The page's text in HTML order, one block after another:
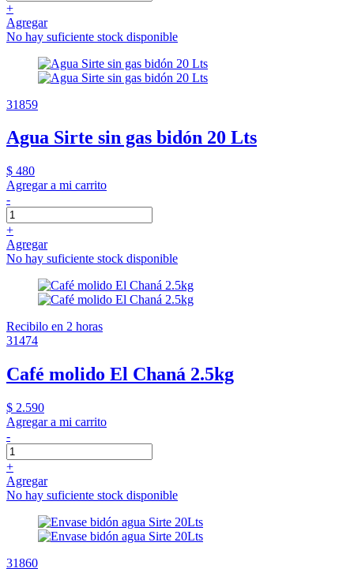
+
Agregar
No hay suficiente stock disponible
31859
Agua Sirte sin gas bidón 20 Lts
$ 480
Agregar a mi carrito
-
+
Agregar
No hay suficiente stock disponible
Recibilo en 2 horas
31474
Café molido El Chaná 2.5kg
$ 2.590
Agregar a mi carrito
-
+
Agregar
No hay suficiente stock disponible
31860